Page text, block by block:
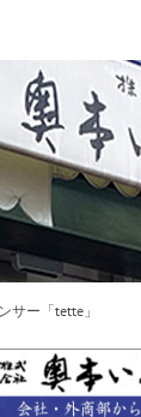
サー「tette」